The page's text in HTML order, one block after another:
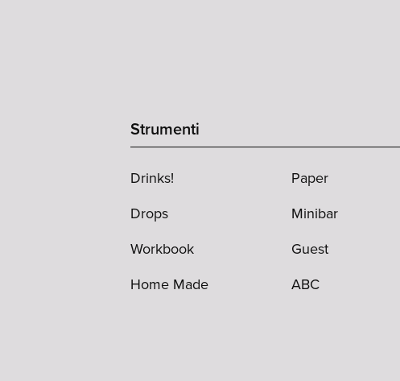
Strumenti
Drinks!
Drops
Workbook
Home Made
Paper
Minibar
Guest
ABC